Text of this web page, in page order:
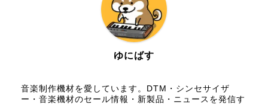
ゆにばす
音楽制作機材を愛しています。DTM・シンセサイザ
ー・音楽機材のセール情報・新製品・ニュースを発信す